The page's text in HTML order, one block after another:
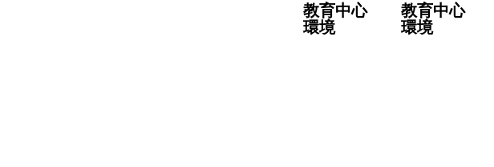
教育中心
環境
教育中心
環境